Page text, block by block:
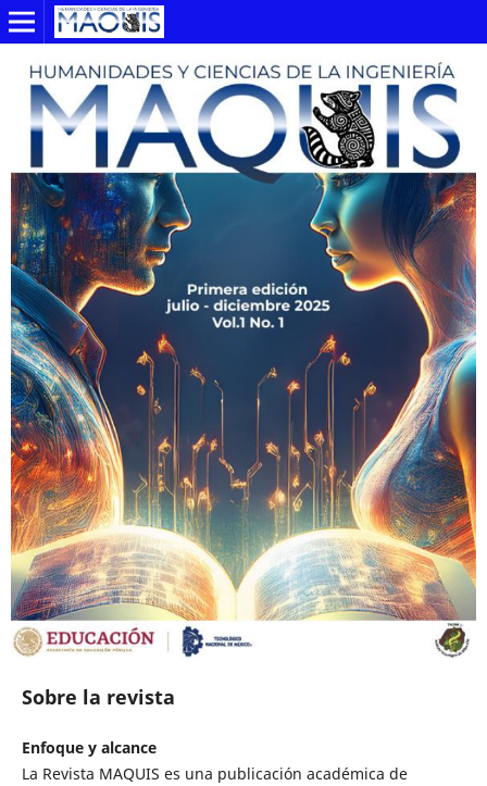
Sobre la revista
Enfoque y alcance
La Revista MAQUIS es una publicación académica de